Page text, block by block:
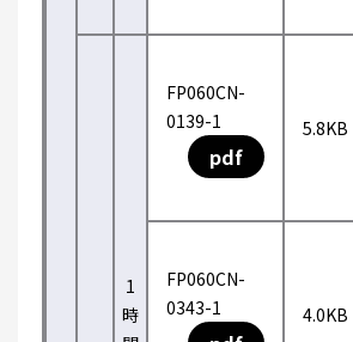
1
時
FP060CN-
0139-1
pdf
5.8KB
FP060CN-
0343-1
4.0KB